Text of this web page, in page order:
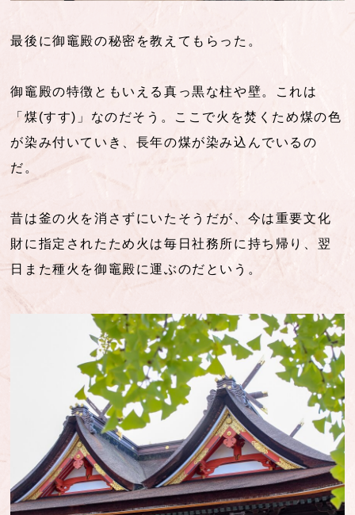
最後に御竈殿の秘密を教えてもらった。
御竈殿の特徴ともいえる真っ黒な柱や壁。これは
「煤(すす)」なのだそう。ここで火を焚くため煤の色
が染み付いていき、長年の煤が染み込んでいるの
だ。
昔は釜の火を消さずにいたそうだが、今は重要文化
財に指定されたため火は毎日社務所に持ち帰り、翌
日また種火を御竈殿に運ぶのだという。